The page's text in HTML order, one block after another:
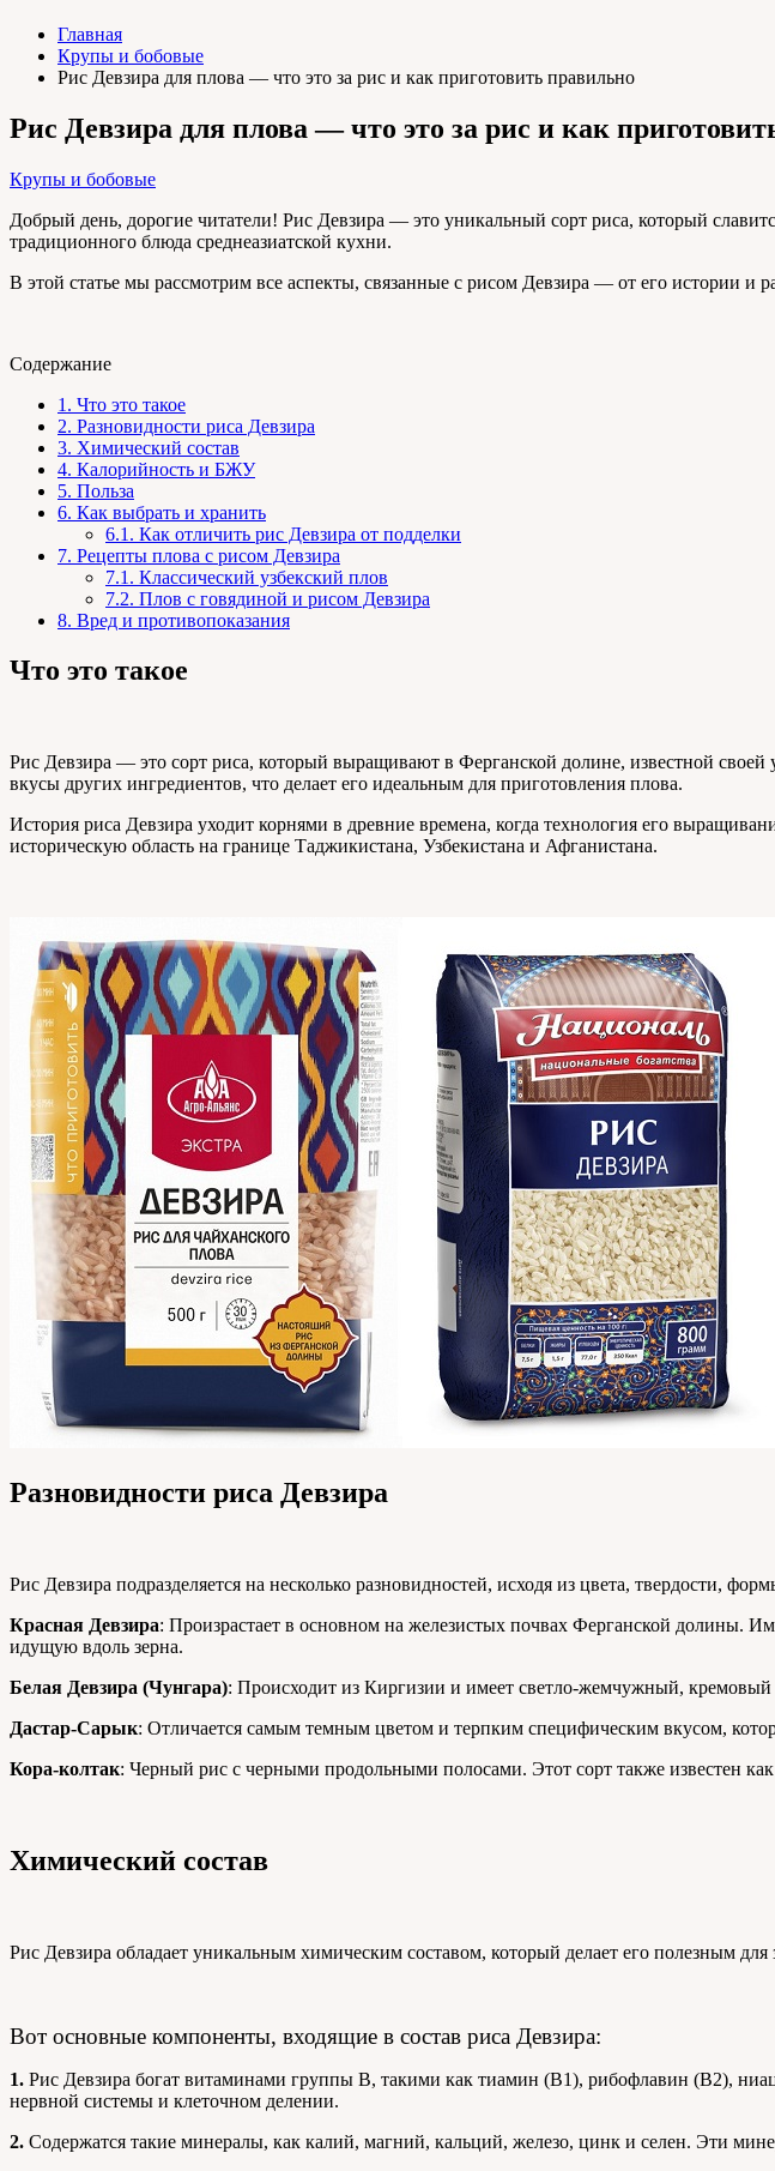
Главная
Крупы и бобовые
Рис Девзира для плова — что это за рис и как приготовить правильно
Рис Девзира для плова — что это за рис и как
Крупы и бобовые
Добрый день, дорогие читатели! Рис Девзира — это уникальный сорт риса, который
традиционного блюда среднеазиатской кухни.
В этой статье мы рассмотрим все аспекты, связанные с рисом Девзира — от его истории и
Содержание
1. Что это такое
2. Разновидности риса Девзира
3. Химический состав
4. Калорийность и БЖУ
5. Польза
6. Как выбрать и хранить
6.1. Как отличить рис Девзира от подделки
7. Рецепты плова с рисом Девзира
7.1. Классический узбекский плов
7.2. Плов с говядиной и рисом Девзира
8. Вред и противопоказания
Что это такое
Рис Девзира — это сорт риса, который выращивают в Ферганской долине, известной
вкусы других ингредиентов, что делает его идеальным для приготовления плова.
История риса Девзира уходит корнями в древние времена, когда технология его
историческую область на границе Таджикистана, Узбекистана и Афганистана.
Разновидности риса Девзира
Рис Девзира подразделяется на несколько разновидностей, исходя из цвета, твердости,
Красная Девзира: Произрастает в основном на железистых почвах Ферганской долины.
идущую вдоль зерна.
Белая Девзира (Чунгара): Происходит из Киргизии и имеет светло-жемчужный,
Дастар-Сарык: Отличается самым темным цветом и терпким специфическим вкусом,
Кора-колтак: Черный рис с черными продольными полосами. Этот сорт также известен как
Химический состав
Рис Девзира обладает уникальным химическим составом, который делает его полезным
Вот основные компоненты, входящие в состав риса Девзира:
1. Рис Девзира богат витаминами группы B, такими как тиамин (B1), рибофлавин (B2),
нервной системы и клеточном делении.
2. Содержатся такие минералы, как калий, магний, кальций, железо, цинк и селен. Эти